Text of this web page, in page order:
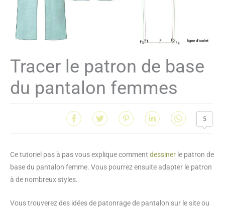
Tracer le patron de base
du pantalon femmes
5
Ce tutoriel pas à pas vous explique comment dessiner le patron de
base du pantalon femme. Vous pourrez ensuite adapter le patron
à de nombreux styles.
Vous trouverez des idées de patonrage de pantalon sur le site ou